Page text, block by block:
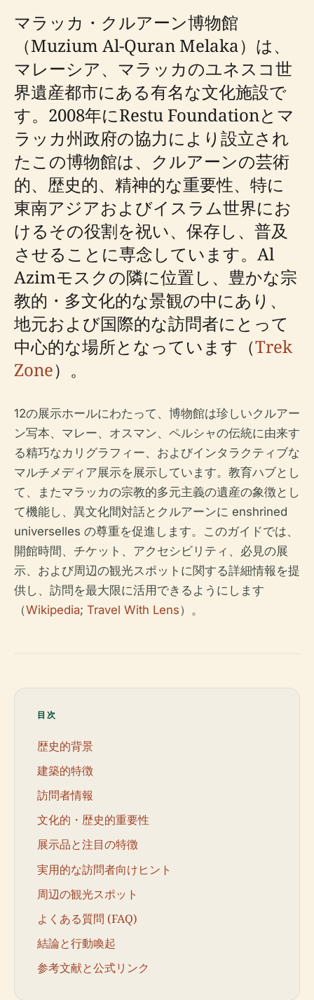
マラッカ・クルアーン博物館
（Muzium Al-Quran Melaka）は、
マレーシア、マラッカのユネスコ世
界遺産都市にある有名な文化施設で
す。2008年にRestu Foundationとマ
ラッカ州政府の協力により設立され
たこの博物館は、クルアーンの芸術
的、歴史的、精神的な重要性、特に
東南アジアおよびイスラム世界にお
けるその役割を祝い、保存し、普及
させることに専念しています。Al
Azimモスクの隣に位置し、豊かな宗
教的・多文化的な景観の中にあり、
地元および国際的な訪問者にとって
中心的な場所となっています（Trek
Zone）。
12の展示ホールにわたって、博物館は珍しいクルアー
ン写本、マレー、オスマン、ペルシャの伝統に由来す
る精巧なカリグラフィー、およびインタラクティブな
マルチメディア展示を展示しています。教育ハブとし
て、またマラッカの宗教的多元主義の遺産の象徴とし
て機能し、異文化間対話とクルアーンに enshrined
universelles の尊重を促進します。このガイドでは、
開館時間、チケット、アクセシビリティ、必見の展
示、および周辺の観光スポットに関する詳細情報を提
供し、訪問を最大限に活用できるようにします
（Wikipedia; Travel With Lens）。
目次
歴史的背景
建築的特徴
訪問者情報
文化的・歴史的重要性
展示品と注目の特徴
実用的な訪問者向けヒント
周辺の観光スポット
よくある質問 (FAQ)
結論と行動喚起
参考文献と公式リンク